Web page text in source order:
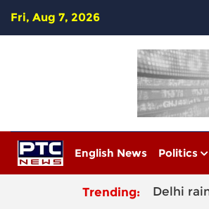
Fri, Aug 7, 2026
English News Politics
Trending: Delhi